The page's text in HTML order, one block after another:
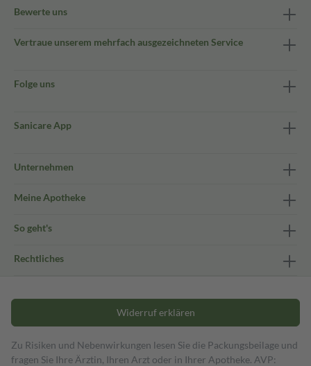
Bewerte uns
Vertraue unserem mehrfach ausgezeichneten Service
Folge uns
Sanicare App
Unternehmen
Meine Apotheke
So geht's
Rechtliches
Widerruf erklären
Zu Risiken und Nebenwirkungen lesen Sie die Packungsbeilage und
fragen Sie Ihre Ärztin, Ihren Arzt oder in Ihrer Apotheke. AVP: